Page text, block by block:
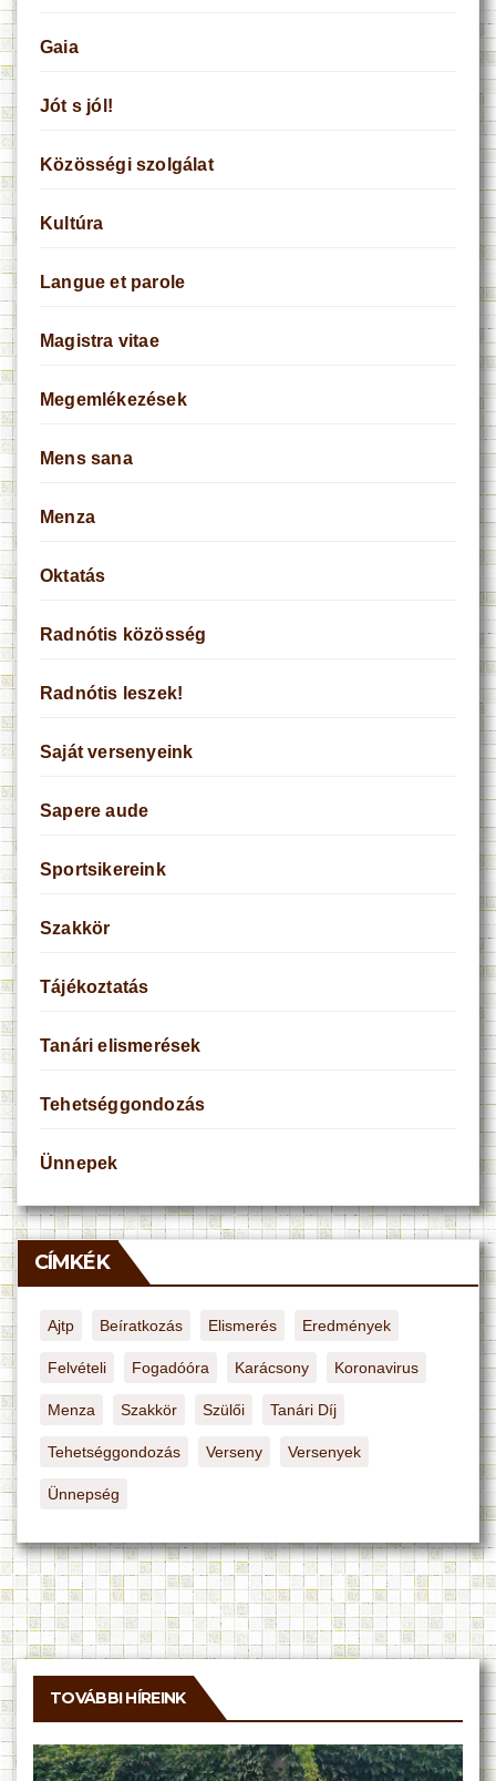
Gaia
Jót s jól!
Közösségi szolgálat
Kultúra
Langue et parole
Magistra vitae
Megemlékezések
Mens sana
Menza
Oktatás
Radnótis közösség
Radnótis leszek!
Saját versenyeink
Sapere aude
Sportsikereink
Szakkör
Tájékoztatás
Tanári elismerések
Tehetséggondozás
Ünnepek
CÍMKÉK
Ajtp Beíratkozás Elismerés Eredmények
Felvételi Fogadóóra Karácsony Koronavirus
Menza Szakkör Szülői Tanári Díj
Tehetséggondozás Verseny Versenyek
Ünnepség
TOVÁBBI HÍREINK